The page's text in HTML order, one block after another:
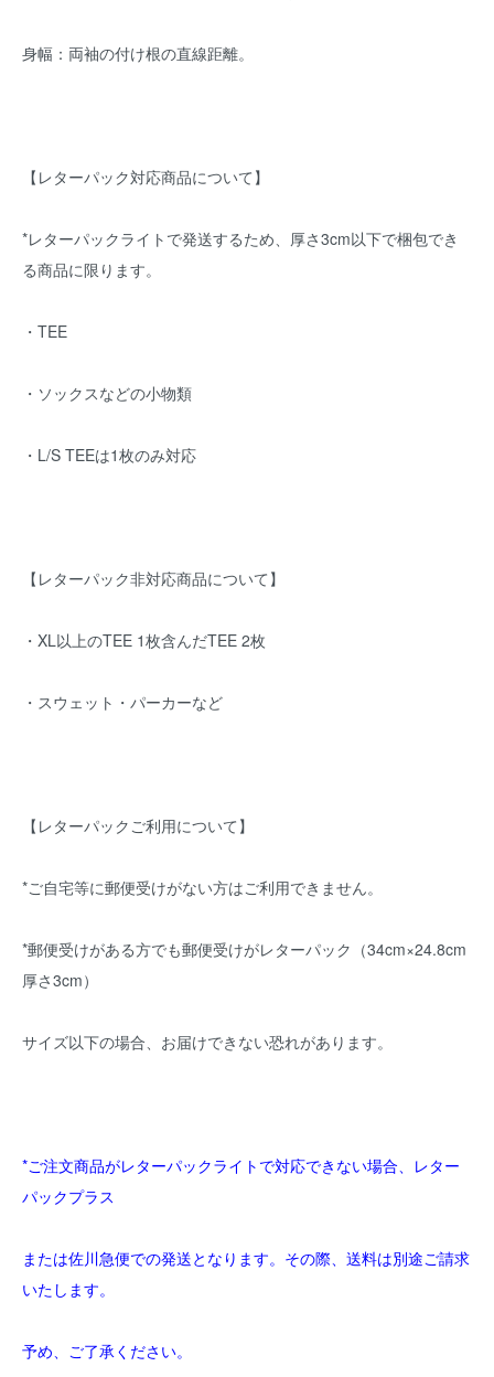
身幅：両袖の付け根の直線距離。
【レターパック対応商品について】
*レターパックライトで発送するため、厚さ3cm以下で梱包でき
る商品に限ります。
・TEE
・ソックスなどの小物類
・L/S TEEは1枚のみ対応
【レターパック非対応商品について】
・XL以上のTEE 1枚含んだTEE 2枚
・スウェット・パーカーなど
【レターパックご利用について】
*ご自宅等に郵便受けがない方はご利用できません。
*郵便受けがある方でも郵便受けがレターパック（34cm×24.8cm
厚さ3cm）
サイズ以下の場合、お届けできない恐れがあります。
*ご注文商品がレターパックライトで対応できない場合、レター
パックプラス
または佐川急便での発送となります。その際、送料は別途ご請求
いたします。
予め、ご了承ください。